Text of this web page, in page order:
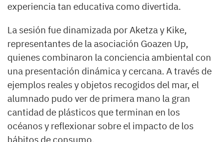
experiencia tan educativa como divertida.
La sesión fue dinamizada por Aketza y Kike,
representantes de la asociación Goazen Up,
quienes combinaron la conciencia ambiental con
una presentación dinámica y cercana. A través de
ejemplos reales y objetos recogidos del mar, el
alumnado pudo ver de primera mano la gran
cantidad de plásticos que terminan en los
océanos y reflexionar sobre el impacto de los
hábitos de consumo.